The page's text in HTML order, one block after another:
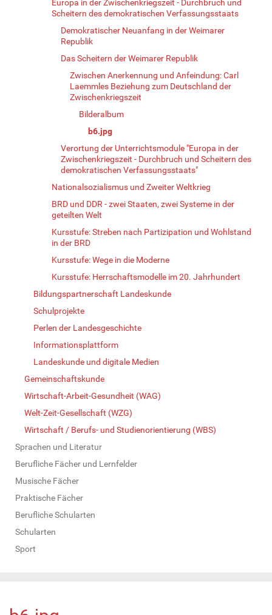
Europa in der Zwischenkriegszeit - Durchbruch und
Scheitern des demokratischen Verfassungsstaats
Demokratischer Neuanfang in der Weimarer
Republik
Das Scheitern der Weimarer Republik
Zwischen Anerkennung und Anfeindung: Carl
Laemmles Beziehung zum Deutschland der
Zwischenkriegszeit
Bilderalbum
b6.jpg
Verortung der Unterrichtsmodule "Europa in der
Zwischenkriegszeit - Durchbruch und Scheitern des
demokratischen Verfassungsstaats"
Nationalsozialismus und Zweiter Weltkrieg
BRD und DDR - zwei Staaten, zwei Systeme in der
geteilten Welt
Kursstufe: Streben nach Partizipation und Wohlstand
in der BRD
Kursstufe: Wege in die Moderne
Kursstufe: Herrschaftsmodelle im 20. Jahrhundert
Bildungspartnerschaft Landeskunde
Schulprojekte
Perlen der Landesgeschichte
Informationsplattform
Landeskunde und digitale Medien
Gemeinschaftskunde
Wirtschaft-Arbeit-Gesundheit (WAG)
Welt-Zeit-Gesellschaft (WZG)
Wirtschaft / Berufs- und Studienorientierung (WBS)
Sprachen und Literatur
Berufliche Fächer und Lernfelder
Musische Fächer
Praktische Fächer
Berufliche Schularten
Schularten
Sport